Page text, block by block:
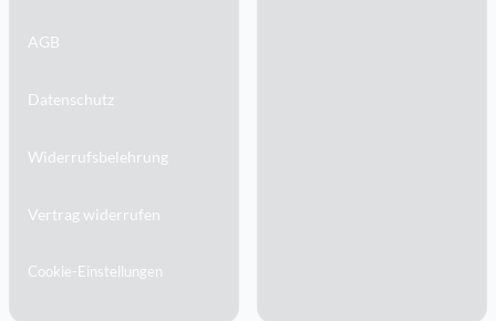
AGB
Datenschutz
Widerrufsbelehrung
Vertrag widerrufen
Cookie-Einstellungen